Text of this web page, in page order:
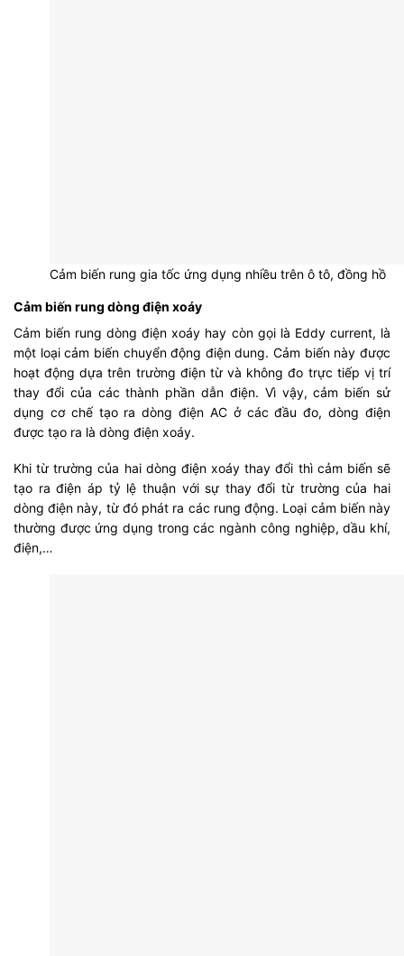
Cảm biến rung gia tốc ứng dụng nhiều trên ô tô, đồng hồ
Cảm biến rung dòng điện xoáy
Cảm biến rung dòng điện xoáy hay còn gọi là Eddy current, là
một loại cảm biến chuyển động điện dung. Cảm biến này được
hoạt động dựa trên trường điện từ và không đo trực tiếp vị trí
thay đổi của các thành phần dẫn điện. Vì vậy, cảm biến sử
dụng cơ chế tạo ra dòng điện AC ở các đầu đo, dòng điện
được tạo ra là dòng điện xoáy.
Khi từ trường của hai dòng điện xoáy thay đổi thì cảm biến sẽ
tạo ra điện áp tỷ lệ thuận với sự thay đổi từ trường của hai
dòng điện này, từ đó phát ra các rung động. Loại cảm biến này
thường được ứng dụng trong các ngành công nghiệp, dầu khí,
điện,…